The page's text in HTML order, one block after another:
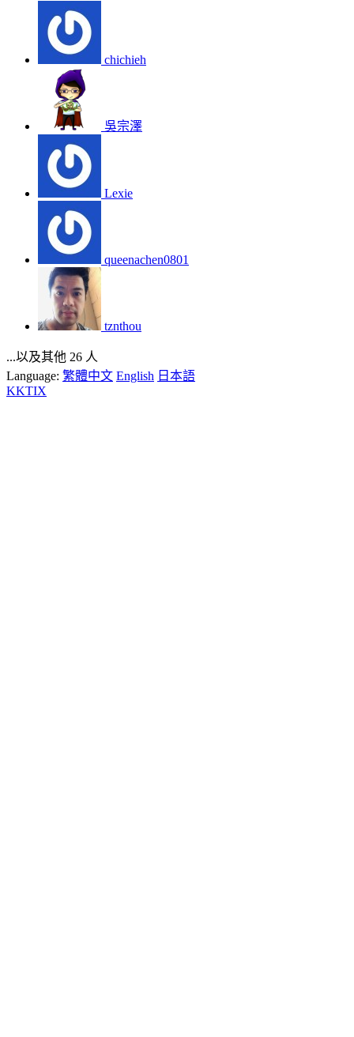
chichieh
吳宗澤
Lexie
queenachen0801
tznthou
...以及其他 26 人
Language: 繁體中文 English 日本語
KKTIX